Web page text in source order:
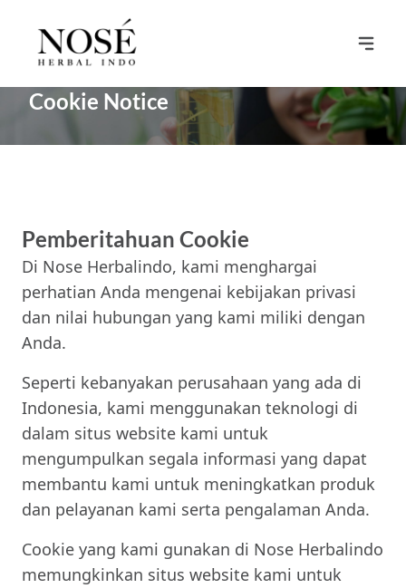
Cookie Notice
Pemberitahuan Cookie
Di Nose Herbalindo, kami menghargai
perhatian Anda mengenai kebijakan privasi
dan nilai hubungan yang kami miliki dengan
Anda.
Seperti kebanyakan perusahaan yang ada di
Indonesia, kami menggunakan teknologi di
dalam situs website kami untuk
mengumpulkan segala informasi yang dapat
membantu kami untuk meningkatkan produk
dan pelayanan kami serta pengalaman Anda.
Cookie yang kami gunakan di Nose Herbalindo
memungkinkan situs website kami untuk